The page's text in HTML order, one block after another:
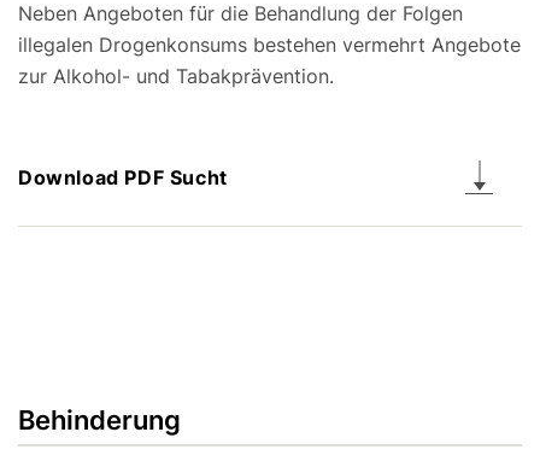
Neben Angeboten für die Behandlung der Folgen
illegalen Drogenkonsums bestehen vermehrt Angebote
zur Alkohol- und Tabakprävention.
Download PDF Sucht
Behinderung